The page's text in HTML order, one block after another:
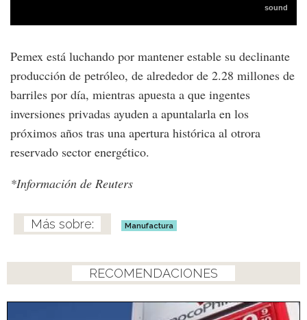
Pemex está luchando por mantener estable su declinante
producción de petróleo, de alrededor de 2.28 millones de
barriles por día, mientras apuesta a que ingentes
inversiones privadas ayuden a apuntalarla en los
próximos años tras una apertura histórica al otrora
reservado sector energético.
*Información de Reuters
Manufactura
RECOMENDACIONES